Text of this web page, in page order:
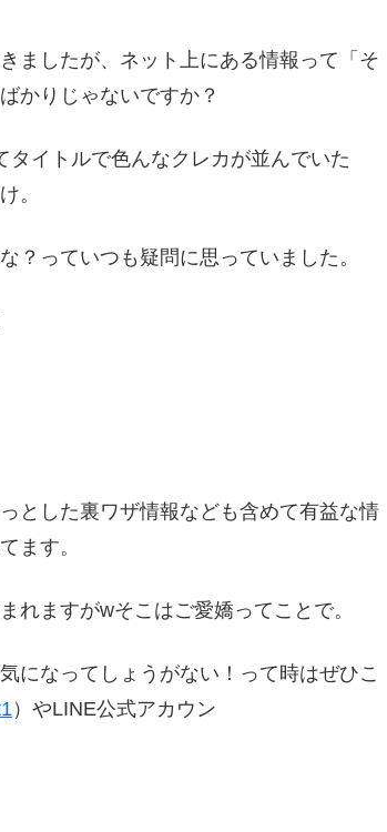
ましたが、ネット上にある情報って「そ
かりじゃないですか？
イトルで色んなクレカが並んでいた
。
？っていつも疑問に思っていました。
とした裏ワザ情報なども含めて有益な情
ます。
れますがwそこはご愛嬌ってことで。
になってしょうがない！って時はぜひこ
）やLINE公式アカウン